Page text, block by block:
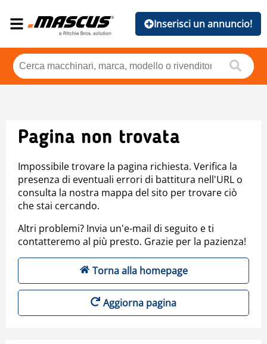
Inserisci un annuncio!
Pagina non trovata
Impossibile trovare la pagina richiesta. Verifica la
presenza di eventuali errori di battitura nell'URL o
consulta la nostra mappa del sito per trovare ciò
che stai cercando.
Altri problemi? Invia un'e-mail di seguito e ti
contatteremo al più presto. Grazie per la pazienza!
Torna alla homepage
Aggiorna pagina